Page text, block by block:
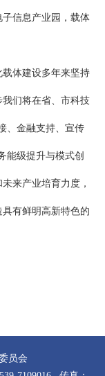
信息产业园，载体
体建设多年来坚持
们将在省、市科技
、金融支持、宣传
能级提升与模式创
来产业培育力度，
有鲜明高新特色的
员会